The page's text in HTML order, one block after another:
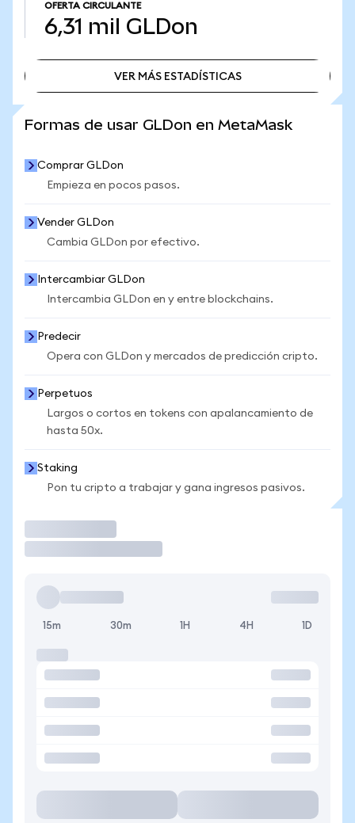
OFERTA CIRCULANTE
6,31 mil GLDon
VER MÁS ESTADÍSTICAS
Formas de usar GLDon en MetaMask
Comprar GLDon
Empieza en pocos pasos.
Vender GLDon
Cambia GLDon por efectivo.
Intercambiar GLDon
Intercambia GLDon en y entre blockchains.
Predecir
Opera con GLDon y mercados de predicción cripto.
Perpetuos
Largos o cortos en tokens con apalancamiento de
hasta 50x.
Staking
Pon tu cripto a trabajar y gana ingresos pasivos.
15m 30m 1H 4H 1D